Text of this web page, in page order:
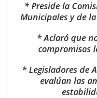
* Preside la
Municipales y de
* Aclaró que
compromisos
* Legisladores de
evalúan las